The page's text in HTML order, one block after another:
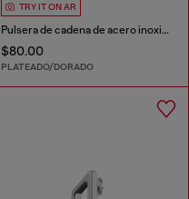
TRY IT ON AR
Pulsera de cadena de acero inoxidable
$80.00
PLATEADO/DORADO